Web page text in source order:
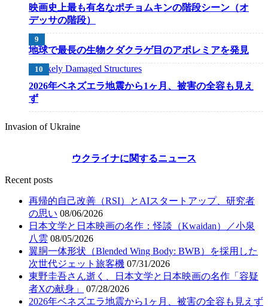
映画史上最も有名なポチョムキンの階段シーン（オ
デッサの階段）
地球で最長の生物クダクラゲ目のアポレミアを発見
2026年ベネズエラ地震から1ヶ月、被害の全容も見え
ず
Invasion of Ukraine
ウクライナに関するニュース
Recent posts
再帰的自己改善（RSI）とAIスタートアップ、研究者
の思い 08/06/2026
日本文学と日本映画の名作：怪談（Kwaidan）／小泉
八雲 08/05/2026
翼胴一体形状（Blended Wing Body: BWB）を採用した
次世代ジェット旅客機 07/31/2026
東野圭吾さん逝く、日本文学と日本映画の名作「容疑
者Xの献身」
07/28/2026
2026年ベネズエラ地震から1ヶ月、被害の全容も見えず